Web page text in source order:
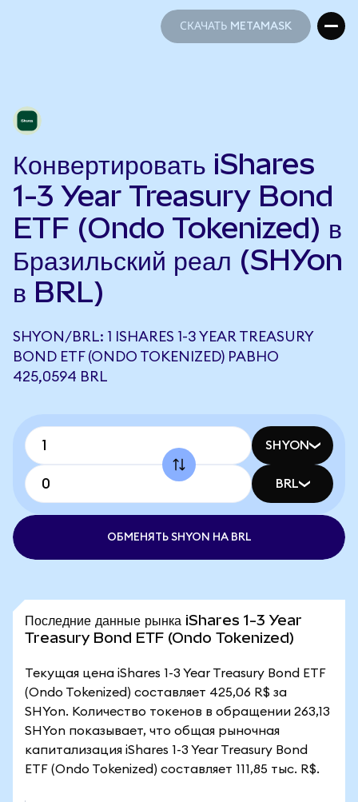
СКАЧАТЬ METAMASK
Конвертировать iShares
1-3 Year Treasury Bond
ETF (Ondo Tokenized) в
Бразильский реал (SHYon
в BRL)
SHYON/BRL: 1 ISHARES 1-3 YEAR TREASURY
BOND ETF (ONDO TOKENIZED) РАВНО
425,0594 BRL
SHYON
BRL
ОБМЕНЯТЬ SHYON НА BRL
Последние данные рынка iShares 1-3 Year
Treasury Bond ETF (Ondo Tokenized)
Текущая цена iShares 1-3 Year Treasury Bond ETF
(Ondo Tokenized) составляет 425,06 R$ за
SHYon. Количество токенов в обращении 263,13
SHYon показывает, что общая рыночная
капитализация iShares 1-3 Year Treasury Bond
ETF (Ondo Tokenized) составляет 111,85 тыс. R$.